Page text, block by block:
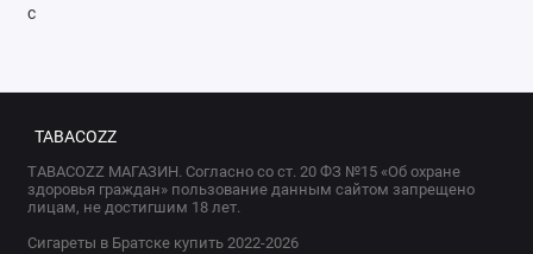
с
TABACOZZ
TABACOZZ МАГАЗИН. Согласно со ст. 20 ФЗ №15 «Об охране
здоровья граждан» пользование данным сайтом запрещено
лицам, не достигшим 18 лет.
Сигареты в Братске купить 2022-2026